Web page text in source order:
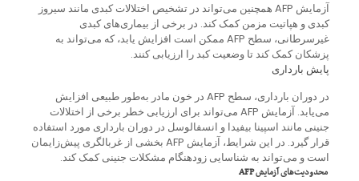
آزمایش AFP همچنین می‌تواند در تشخیص اختلالات کبدی مانند سیروز
کبدی و هپاتیت مزمن کمک کند. در برخی از بیماری‌های کبدی
غیرسرطانی، سطح AFP ممکن است افزایش یابد، که می‌تواند به
پزشکان کمک کند تا وضعیت کبد را ارزیابی کنند.
پایش بارداری
در دوران بارداری، سطح AFP در خون مادر به‌طور طبیعی افزایش
می‌یابد. آزمایش AFP می‌تواند برای ارزیابی خطر برخی از اختلالات
جنینی مانند اسپینا بیفیدا و انسفالوسل در دوران بارداری مورد استفاده
قرار گیرد. در این شرایط، آزمایش AFP بخشی از غربالگری پیش‌زایمان
است و می‌تواند به شناسایی زودهنگام مشکلات جنینی کمک کند.
محدودیت‌های آزمایش AFP